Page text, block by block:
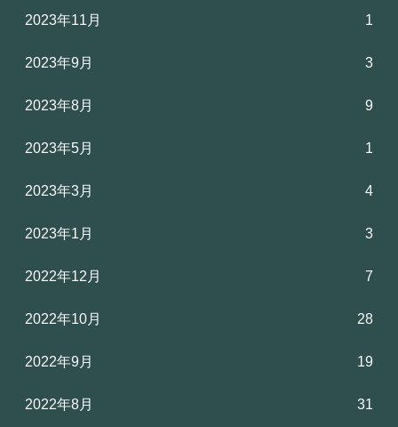
2023年11月 1
2023年9月 3
2023年8月 9
2023年5月 1
2023年3月 4
2023年1月 3
2022年12月 7
2022年10月 28
2022年9月 19
2022年8月 31